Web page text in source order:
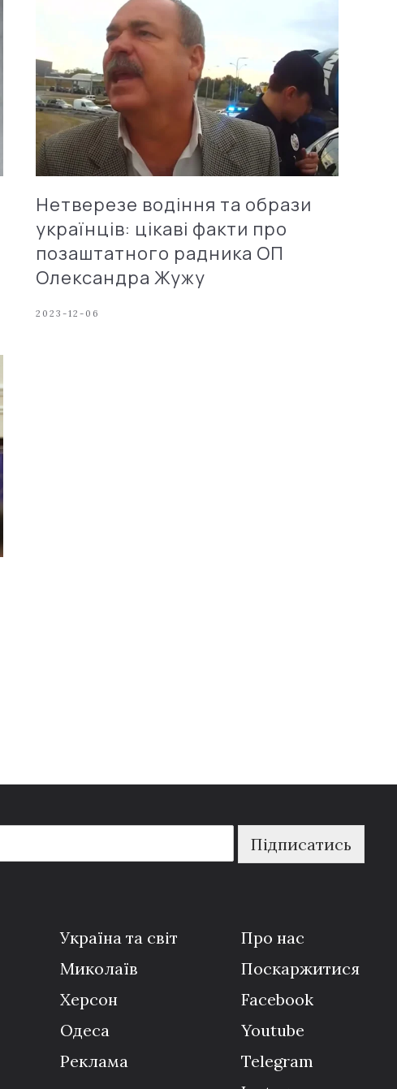
Нетверезе водіння та образи
українців: цікаві факти про
позаштатного радника ОП
Олександра Жужу
2023-12-06
Підписатись
Україна та світ
Миколаїв
Херсон
Одеса
Реклама
Про нас
Поскаржитися
Facebook
Youtube
Telegram